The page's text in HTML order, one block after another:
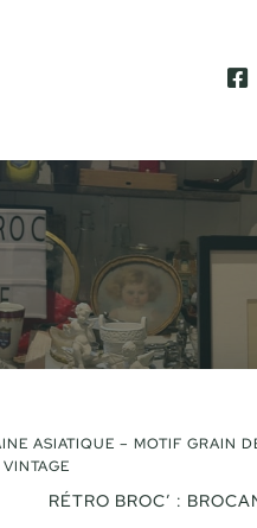
ASIATIQUE – MOTIF GRAIN
RÉTRO BROC’ :